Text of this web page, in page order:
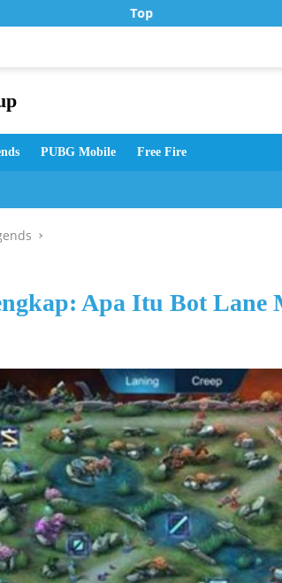
Top Up Murah di Zona
PUBG Mobile Free Fire
Apa Itu Bot Lane